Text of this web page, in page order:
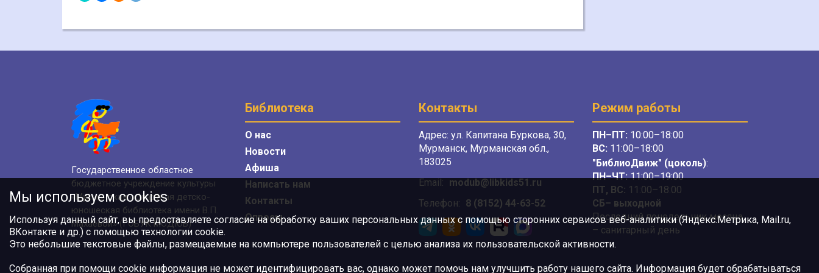
Государственное областное
бюджетное учреждение культуры
«Мурманская областная детско-
юношеская библиотека имени В.П.
Махаевой» (ГОБУК МОДЮБ)
Библиотека
О нас
Новости
Афиша
Написать нам
Контакты
Опросы
Контакты
Адрес: ул. Капитана Буркова, 30,
Мурманск, Мурманская обл.,
183025
Email: modub@libkids51.ru
Телефон: 8 (8152) 44-63-52
Режим работы
ПН–ПТ: 10:00–18:00
ВС: 11:00–18:00
"БиблиоДвиж" (цоколь):
ПН–ЧТ:11:00–19:00
ПТ, ВС: 11:00–18:00
СБ– выходной
Последний понедельник месяца
– санитарный день
Мы используем cookies
Используя данный сайт, вы предоставляете согласие на обработку ваших персональных данных с помощью сторонних сервисов веб-аналитики (Яндекс.Метрика, Mail.ru,
ВКонтакте и др.) с помощью технологии cookie.
Это небольшие текстовые файлы, размещаемые на компьютере пользователей с целью анализа их пользовательской активности.
Собранная при помощи cookie информация не может идентифицировать вас, однако может помочь нам улучшить работу нашего сайта. Информация будет обрабатываться